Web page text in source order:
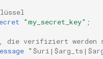
"my_secret_key" ;
die verifiziert werden
"